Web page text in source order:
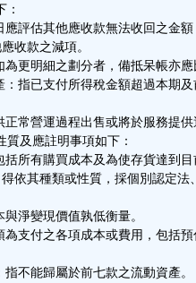
應評估其他應收款無法收回之金
收款之減項。
為更明細之劃分者，備抵呆帳亦
：指已支付所得稅金額超過本期
正常營運過程出售或將於服務提
及應註明事項如下：
括所有購買成本及為使存貨達到
其種類或性質，採個別認定法
與淨變現價值孰低衡量。
為支付之各項成本或費用，包括
不能歸屬於前七款之流動資產。